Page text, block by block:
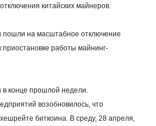
китайских майнеров.
пошли на масштабное отключение
приостановке работы майнинг-
в конце прошлой недели.
возобновилось, что
биткоина. В среду, 28 апреля,